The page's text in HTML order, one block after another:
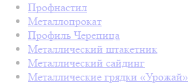
Профнастил
Металлопрокат
Профиль Черепица
Металлический штакетник
Металлический сайдинг
Металлические грядки «Урожай»